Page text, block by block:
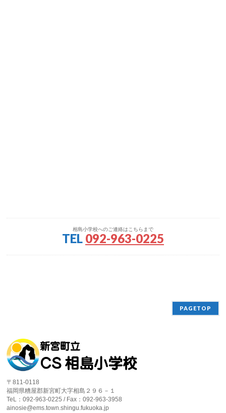
相島小学校へのご連絡はこちらまで
TEL 092-963-0225
PAGETOP
〒811-0118
福岡県糟屋郡新宮町大字相島２９６－１
TeL：092-963-0225 / Fax：092-963-3958
ainosie@ems.town.shingu.fukuoka.jp